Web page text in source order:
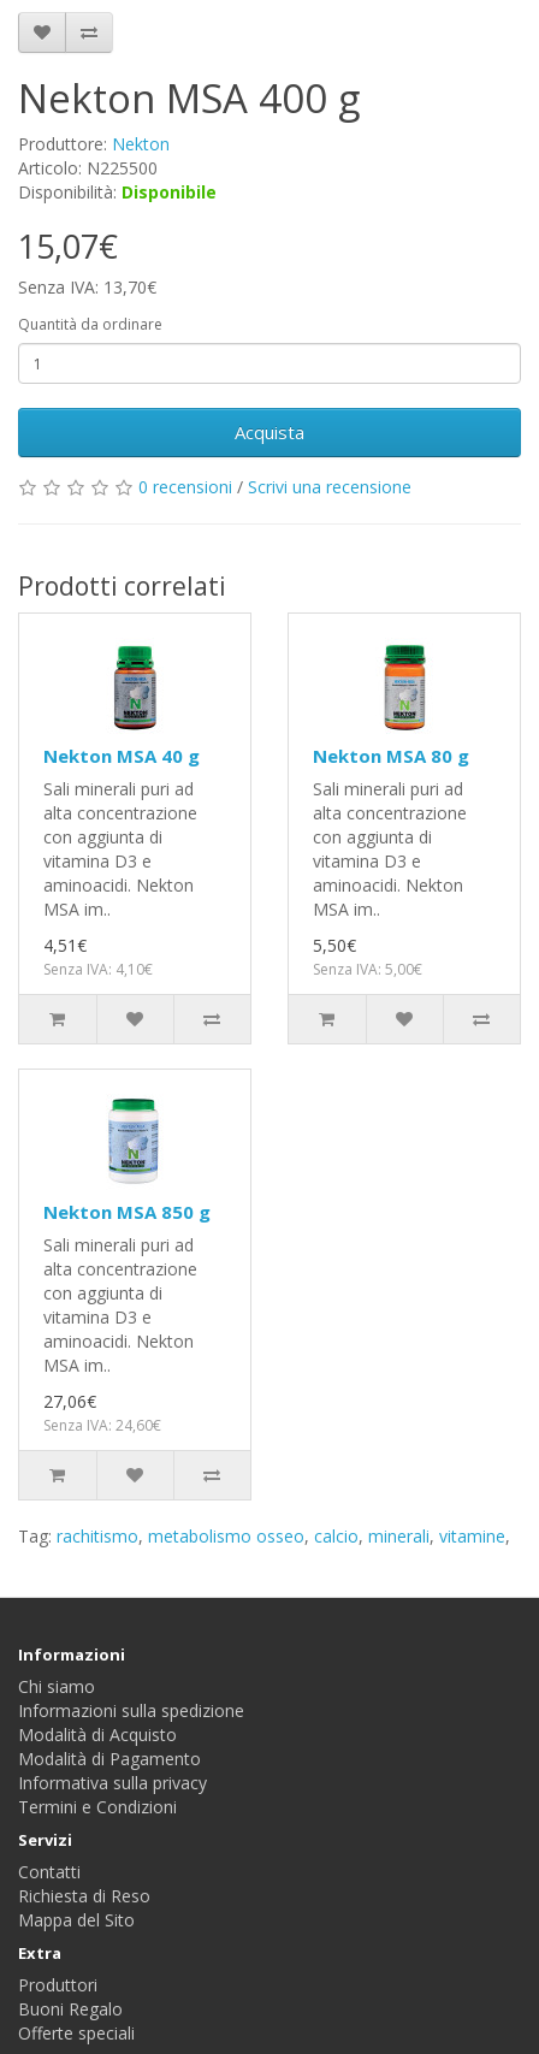
Nekton MSA 400 g
Produttore: Nekton
Articolo: N225500
Disponibilità: Disponibile
15,07€
Senza IVA: 13,70€
Quantità da ordinare
Acquista
0 recensioni / Scrivi una recensione
Prodotti correlati
Nekton MSA 40 g
Sali minerali puri ad
alta concentrazione
con aggiunta di
vitamina D3 e
aminoacidi. Nekton
MSA im..
4,51€
Senza IVA: 4,10€
Nekton MSA 80 g
Sali minerali puri ad
alta concentrazione
con aggiunta di
vitamina D3 e
aminoacidi. Nekton
MSA im..
5,50€
Senza IVA: 5,00€
Nekton MSA 850 g
Sali minerali puri ad
alta concentrazione
con aggiunta di
vitamina D3 e
aminoacidi. Nekton
MSA im..
27,06€
Senza IVA: 24,60€
Tag: rachitismo, metabolismo osseo, calcio, minerali, vitamine,
Informazioni
Chi siamo
Informazioni sulla spedizione
Modalità di Acquisto
Modalità di Pagamento
Informativa sulla privacy
Termini e Condizioni
Servizi
Contatti
Richiesta di Reso
Mappa del Sito
Extra
Produttori
Buoni Regalo
Offerte speciali